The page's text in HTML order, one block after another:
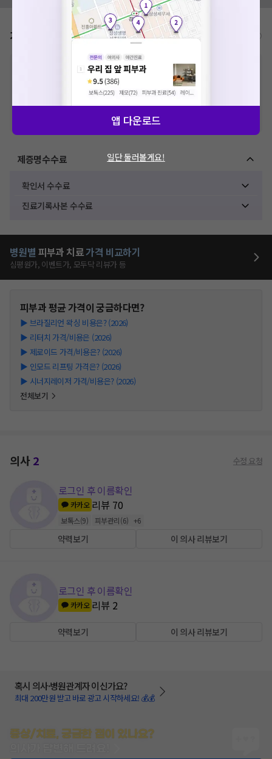
가격표 비급여/급여 진료란?
비급여 항목의 경우,추가비용 등으로 실제 가격과 상이할 수 있으니, 정확
한 가격은 해당 의료기관에 직접 문의해주세요.
건강보험심사평가원 에 고지되어 있는 급여 진료 기준 가
격입니다. (진료와 연관된 복합적인 비용이 추가되어, 병원마다 금액이 다르게
산정될 수 있는 점 참고 바랍니다.)
VAT 포함
제증명수수료
확인서 수수료
진료기록사본 수수료
병원별 피부과 치료가격 비교하기
심평원가, 이벤트가, 모두닥 리뷰가 등
피부과평균 가격이 궁금하다면?
▶ 브라질리언 왁싱 비용은? (2026)
▶ 리터치 가격/비용은 (2026)
▶ 제로이드 가격/비용은? (2026)
▶ 인모드 리프팅 가격은? (2026)
▶ 시너지레이저 가격/비용은? (2026)
전체보기
의사2 수정 요청
로그인 후 이름확인
카카오 리뷰 70
보톡스(9) 피부관리(6) +6
약력보기 이 의사 리뷰보기
로그인 후 이름확인
카카오 리뷰 2
약력보기 이 의사 리뷰보기
혹시 의사·병원관계자 이신가요?
최대 200만원 받고 바로 광고 시작하세요! 💰💰
증상/치료, 궁금한 점이 있나요?
앱 다운로드
일단 둘러볼게요!